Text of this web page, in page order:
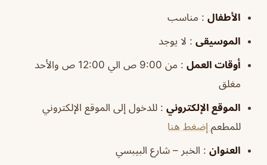
الأطفال : مناسب
الموسيقى : لا يوجد
أوقات العمل
: من 9:00 ص الي 12:00 ص والأحد
مغلق
الموقع الإلكتروني : للدخول إلى الموقع الإلكتروني
للمطعم إضغط هنا
العنوان : الخبر – شارع البيبسي